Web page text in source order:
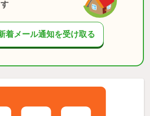
着メール通知を受け取る